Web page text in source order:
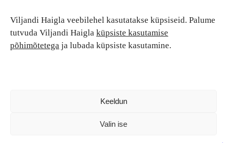
Viljandi Haigla veebilehel kasutatakse küpsiseid. Palume
tutvuda Viljandi Haigla küpsiste kasutamise
põhimõtetega ja lubada küpsiste kasutamine.
Keeldun
Valin ise
Patsiendi turvalisus ja õigused
Patsiendi õigused ja kohustused
Patsiendiohutus
Patsientide nõukoda